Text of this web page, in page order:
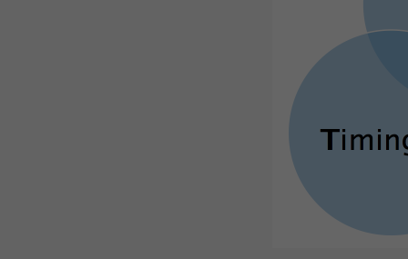
, Microsoft Specialist: Microsoft Azure
, F5 Certification 101 Application
Microsoft Office 365 70-346
, Microsoft Managing Office 365
2V0-621D Practice
, VMware VCP6-DCV Practice, 2V0-
, CCNP Security 300-206